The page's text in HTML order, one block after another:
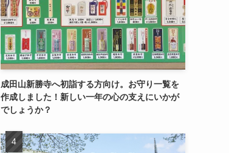
成田山新勝寺へ初詣する方向け。お守り一覧を
作成しました！新しい一年の心の支えにいかが
でしょうか？